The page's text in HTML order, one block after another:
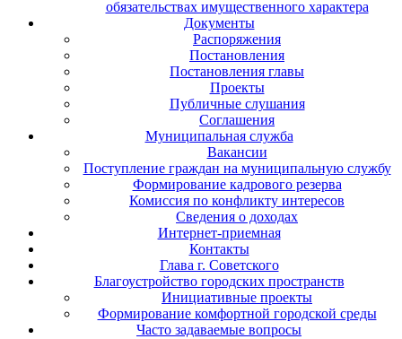
обязательствах имущественного характера
Документы
Распоряжения
Постановления
Постановления главы
Проекты
Публичные слушания
Соглашения
Муниципальная служба
Вакансии
Поступление граждан на муниципальную службу
Формирование кадрового резерва
Комиссия по конфликту интересов
Сведения о доходах
Интернет-приемная
Контакты
Глава г. Советского
Благоустройство городских пространств
Инициативные проекты
Формирование комфортной городской среды
Часто задаваемые вопросы